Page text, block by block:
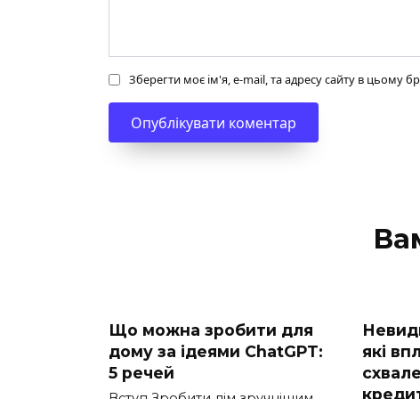
Зберегти моє ім'я, e-mail, та адресу сайту в цьому
Що можна зробити для
дому за ідеями ChatGPT:
5 речей
які